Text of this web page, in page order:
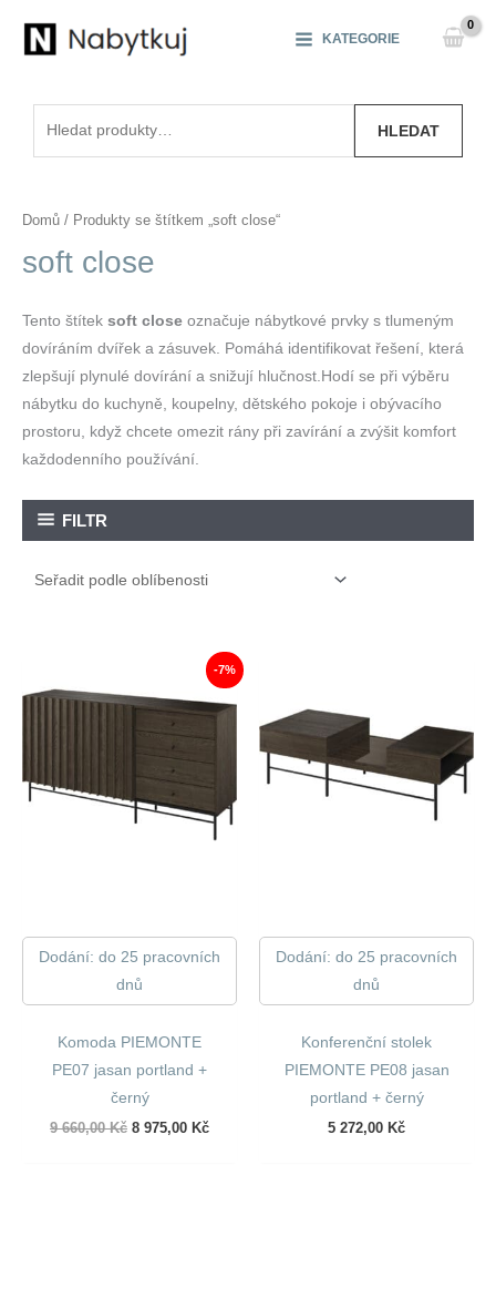
KATEGORIE
HLEDAT
Domů / Produkty se štítkem „soft close“
soft close
Tento štítek soft close označuje nábytkové prvky s tlumeným
dovíráním dvířek a zásuvek. Pomáhá identifikovat řešení, která
zlepšují plynulé dovírání a snižují hlučnost.Hodí se při výběru
nábytku do kuchyně, koupelny, dětského pokoje i obývacího
prostoru, když chcete omezit rány při zavírání a zvýšit komfort
každodenního používání.
FILTR
-7%
Dodání: do 25 pracovních
dnů
Komoda PIEMONTE
PE07 jasan portland +
černý
9 660,00Kč Původní
8 975,00 KčAktuální
Dodání: do 25 pracovních
dnů
Konferenční stolek
PIEMONTE PE08 jasan
portland + černý
5 272,00 Kč